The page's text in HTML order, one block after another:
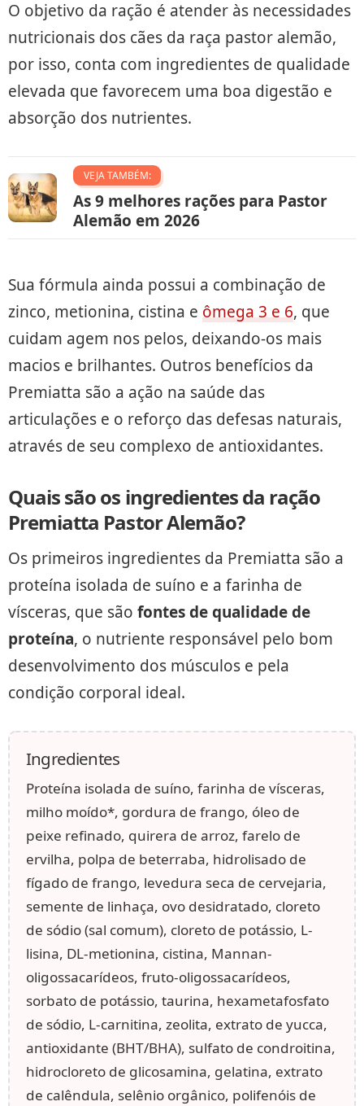
O objetivo da ração é atender às necessidades
nutricionais dos cães da raça pastor alemão,
por isso, conta com ingredientes de qualidade
elevada que favorecem uma boa digestão e
absorção dos nutrientes.
VEJA TAMBÉM:
As 9 melhores rações para Pastor
Alemão em 2026
Sua fórmula ainda possui a combinação de
zinco, metionina, cistina e ômega 3 e 6, que
cuidam agem nos pelos, deixando-os mais
macios e brilhantes. Outros benefícios da
Premiatta são a ação na saúde das
articulações e o reforço das defesas naturais,
através de seu complexo de antioxidantes.
Quais são os ingredientes da ração
Premiatta Pastor Alemão?
Os primeiros ingredientes da Premiatta são a
proteína isolada de suíno e a farinha de
vísceras, que são fontes dequalidade de
proteína, o nutriente responsável pelo bom
desenvolvimento dos músculos e pela
condição corporal ideal.
Ingredientes
Proteína isolada de suíno, farinha de vísceras,
milho moído*, gordura de frango, óleo de
peixe refinado, quirera de arroz, farelo de
ervilha, polpa de beterraba, hidrolisado de
fígado de frango, levedura seca de cervejaria,
semente de linhaça, ovo desidratado, cloreto
de sódio (sal comum), cloreto de potássio, L-
lisina, DL-metionina, cistina, Mannan-
oligossacarídeos, fruto-oligossacarídeos,
sorbato de potássio, taurina, hexametafosfato
de sódio, L-carnitina, zeolita, extrato de yucca,
antioxidante (BHT/BHA), sulfato de condroitina,
hidrocloreto de glicosamina, gelatina, extrato
de calêndula, selênio orgânico, polifenóis de